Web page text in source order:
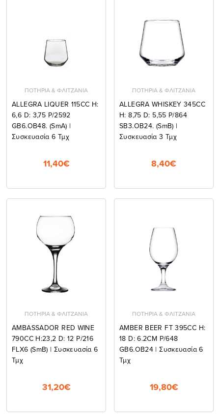
ΠΟΤΗΡΙΑ & ΦΛΙΤΖΑΝΙΑ
ALLEGRA LIQUER 115CC H:
6,6 D: 3,75 P/2592
GB6.OB48. (smA) |
Συσκευασία 6 Τμχ
11,40€
ΠΟΤΗΡΙΑ & ΦΛΙΤΖΑΝΙΑ
ALLEGRA WHISKEY 345CC
H: 8,75 D: 5,55 P/864
SB3.OB24. (smB) |
Συσκευασία 3 Τμχ
8,40€
ΠΟΤΗΡΙΑ & ΦΛΙΤΖΑΝΙΑ
AMBASSADOR RED WINE
790CC H:23,2 D: 12 P/216
FLX6 (smB) | Συσκευασία 6
Τμχ
31,20€
ΠΟΤΗΡΙΑ & ΦΛΙΤΖΑΝΙΑ
AMBER BEER FT 395CC H:
18 D: 6.2CM P/648
GB6.OB24 | Συσκευασία 6
Τμχ
19,80€